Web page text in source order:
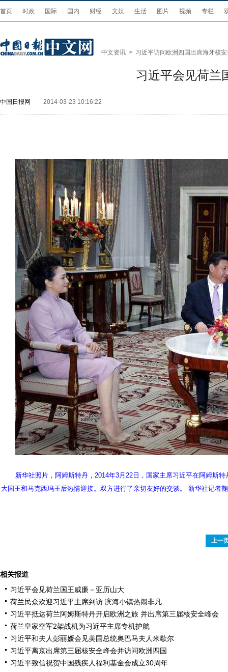
首页 时政 国际 国内 财经 文娱 生活 图片 视频 专栏
中文资讯 > 习近平访问欧洲四国出席海牙核
习近平会见荷兰
中国日报网 2014-03-23 10:16:22
新华社照片，阿姆斯特丹，2014年3月22日，国家主席习近平在阿姆斯
大国王和马克西玛王后热情迎接。双方进行了亲切友好的交谈。 新华社记者
上一
相关报道
习近平会见荷兰国王威廉－亚历山大
荷兰民众欢迎习近平主席到访 滨海小镇热闹非凡
习近平抵达荷兰阿姆斯特丹开启欧洲之旅 并出席第三届核安全峰会
荷兰皇家空军2架战机为习近平主席专机护航
习近平和夫人彭丽媛会见美国总统奥巴马夫人米歇尔
习近平离京出席第三届核安全峰会并访问欧洲四国
习近平致信祝贺中国残疾人福利基金会成立30周年